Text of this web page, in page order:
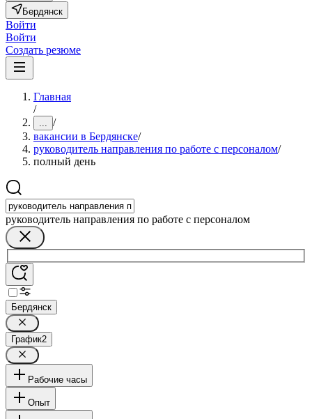
Бердянск
Войти
Войти
Создать резюме
Главная
/
... /
вакансии в Бердянске/
руководитель направления по работе с персоналом/
полный день
руководитель направления по работе с персоналом
Бердянск
График2
Рабочие часы
Опыт